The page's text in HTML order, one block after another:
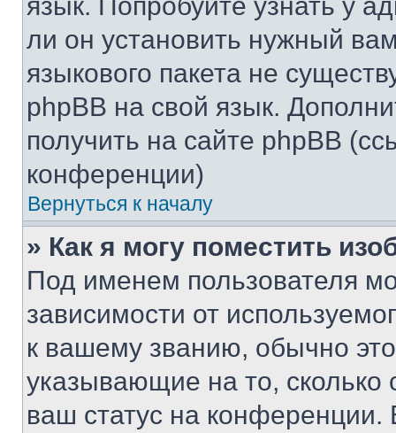
ли он установить нужный
языкового пакета не
phpBB на свой язык.
получить на сайте phpBB
конференции)
Вернуться к началу
» Как я могу поместить
Под именем пользователя
зависимости от
к вашему званию, обычно это
указывающие на то,
ваш статус на